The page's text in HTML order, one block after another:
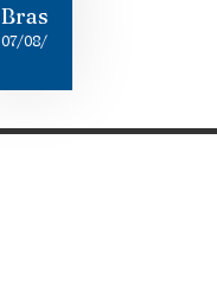
Brasileiros
07/08/2026